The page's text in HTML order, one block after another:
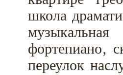
школа
фортепиано‚
переулок